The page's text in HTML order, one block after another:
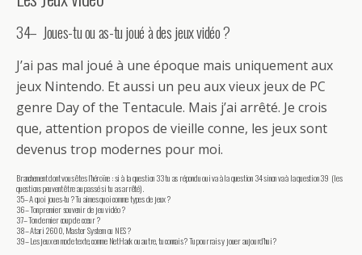
34– Joues-tu ou as-tu joué à des jeux vidéo ?
J’ai pas mal joué à une époque mais uniquement aux
jeux Nintendo. Et aussi un peu aux vieux jeux de PC
genre Day of the Tentacule. Mais j’ai arrêté. Je crois
que, attention propos de vieille conne, les jeux sont
devenus trop modernes pour moi.
Branchement dont vous êtes l’héroïne : si à la question 33 tu as répondu oui va à la question 34 sinon va à la question 39 (les
questions peuvent être au passé si tu as arrêté).
35– A quoi joues-tu ? Tu aimes quoi comme types de jeux ?
36– Ton premier souvenir de jeu vidéo ?
37– Ton dernier coup de cœur ?
38– Atari 2600, Master System ou NES ?
39– Les jeux en mode texte, comme NetHack ou autre, tu connais ? Tu pourrais y jouer aujourd’hui ?